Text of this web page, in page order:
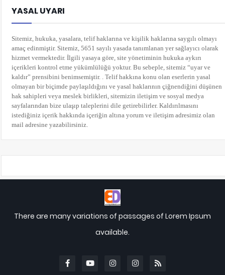
YASAL UYARI
Sitemiz, hukuka, yasalara, telif haklarına ve kişilik haklarına saygılı olmayı
amaç edinmiştir. Sitemiz, 5651 sayılı yasada tanımlanan yer sağlayıcı olarak
hizmet vermektedir. İlgili yasaya göre, site yönetiminin hukuka aykırı
içerikleri kontrol etme yükümlülüğü yoktur. Bu sebeple, sitemiz “uyar ve
kaldır” prensibini benimsemiştir. . Telif hakkına konu olan eserlerin yasal
olmayan bir biçimde paylaşıldığını ve yasal haklarının çiğnendiğini düşünen
hak sahipleri veya meslek birlikleri, sitemizin iletişim ve sosyal medya
sayfalarından bize ulaşıp taleplerini dile getirebilirler. Kaldırılmasını
istediğiniz içerik hakkında içeriğin altına yorumve iletişim adresimiz olan
mail adresine yazabilirsiniz.
There are many variations of passages of Lorem Ipsum
available.